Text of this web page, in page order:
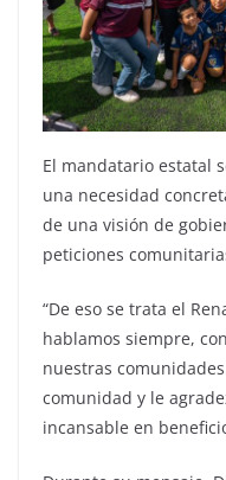
El mandatario estatal
una necesidad
de una visión de
peticiones
“De eso se trata el
hablamos siempre,
nuestras
comunidad y le
incansable en